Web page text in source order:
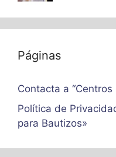
Páginas
Contacta a
Política de
para Bautizos»